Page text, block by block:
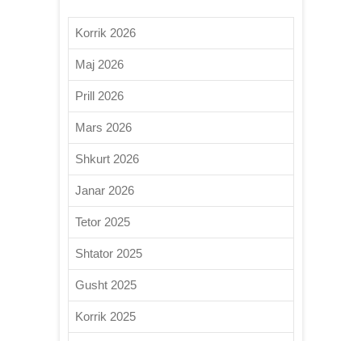
Korrik 2026
Maj 2026
Prill 2026
Mars 2026
Shkurt 2026
Janar 2026
Tetor 2025
Shtator 2025
Gusht 2025
Korrik 2025